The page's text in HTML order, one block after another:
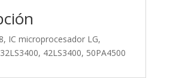
IC microprocesador LG,
42LS3400, 50PA4500